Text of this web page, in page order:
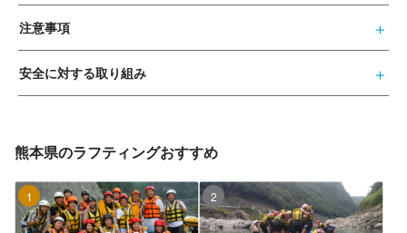
注意事項
安全に対する取り組み
熊本県のラフティングおすすめ
1位 2位